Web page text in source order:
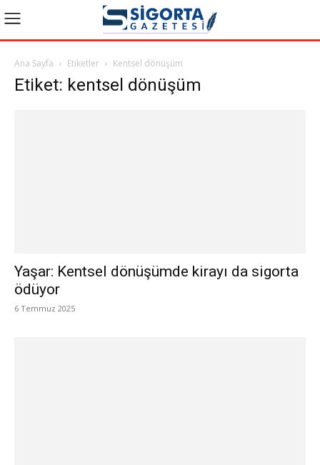
Ana Sayfa Etiketler Kentsel dönüşüm
Etiket: kentsel dönüşüm
Yaşar: Kentsel dönüşümde kirayı da sigorta
ödüyor
6 Temmuz 2025